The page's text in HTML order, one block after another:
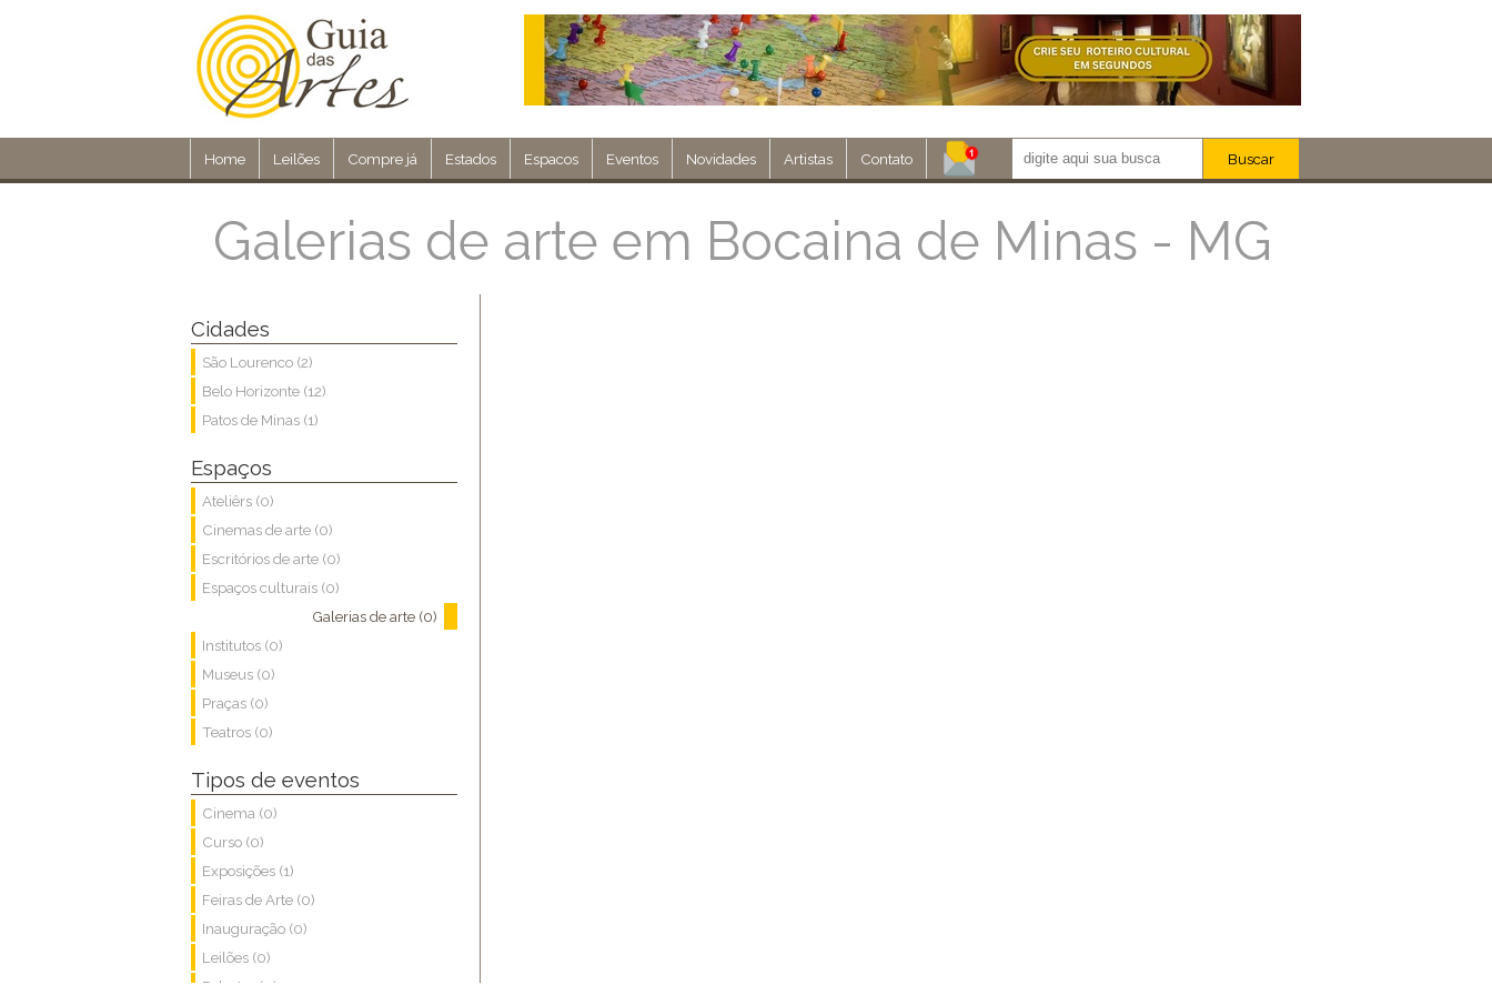
Home Leilões Compre já Estados Espacos Eventos Novidades Artistas Contato Buscar
Eventos
Galerias de arte em Bocaina de Minas - MG
Cidades
São Lourenco (2)
Belo Horizonte (12)
Patos de Minas (1)
Espaços
Ateliêrs (0)
Cinemas de arte (0)
Escritórios de arte (0)
Espaços culturais (0)
Galerias de arte (0)
Institutos (0)
Museus (0)
Praças (0)
Teatros (0)
Tipos de eventos
Cinema (0)
Curso (0)
Exposições (1)
Feiras de Arte (0)
Inauguração (0)
Leilões (0)
Palestra (0)